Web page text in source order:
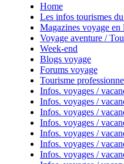
Home
Les infos tourismes
Magazines voyage en
Voyage aventure /
Week-end
Blogs voyage
Forums voyage
Tourisme
Infos. voyages /
Infos. voyages /
Infos. voyages /
Infos. voyages /
Infos. voyages /
Infos. voyages /
Infos. voyages /